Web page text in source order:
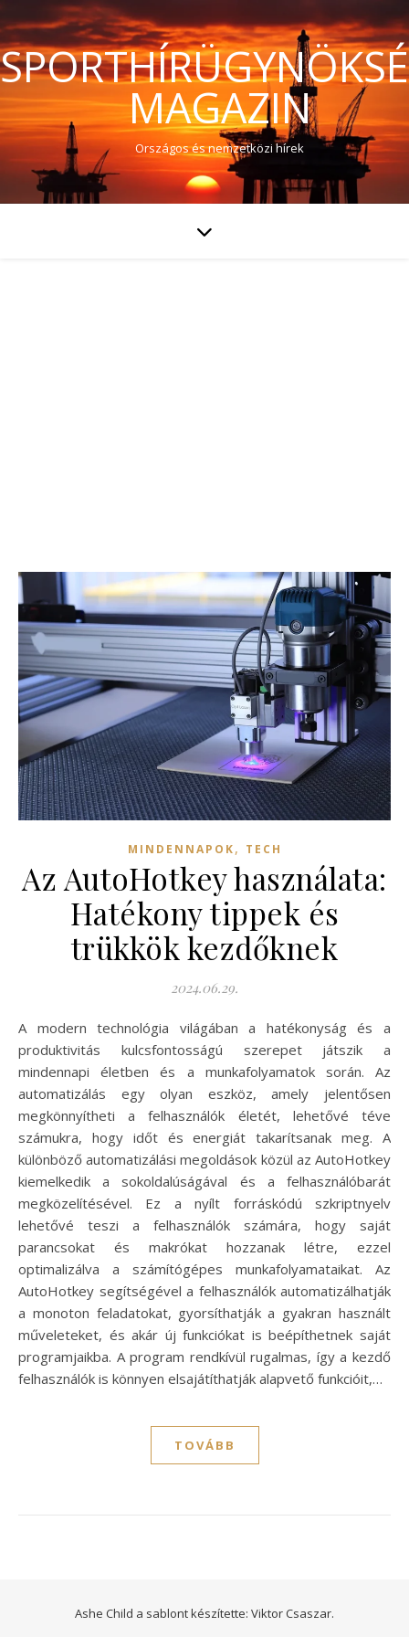
MAGAZIN
Országos és nemzetközi hírek
MINDENNAPOK, TECH
Az AutoHotkey használata:
Hatékony tippek és
trükkök kezdőknek
2024.06.29.
A modern technológia világában a hatékonyság és a
produktivitás kulcsfontosságú szerepet játszik a
mindennapi életben és a munkafolyamatok során. Az
automatizálás egy olyan eszköz, amely jelentősen
megkönnyítheti a felhasználók életét, lehetővé téve
számukra, hogy időt és energiát takarítsanak meg. A
különböző automatizálási megoldások közül az AutoHotkey
kiemelkedik a sokoldalúságával és a felhasználóbarát
megközelítésével. Ez a nyílt forráskódú szkriptnyelv
lehetővé teszi a felhasználók számára, hogy saját
parancsokat és makrókat hozzanak létre, ezzel
optimalizálva a számítógépes munkafolyamataikat. Az
AutoHotkey segítségével a felhasználók automatizálhatják
a monoton feladatokat, gyorsíthatják a gyakran használt
műveleteket, és akár új funkciókat is beépíthetnek saját
programjaikba. A program rendkívül rugalmas, így a kezdő
felhasználók is könnyen elsajátíthatják alapvető funkcióit,…
TOVÁBB
Ashe Child a sablont készítette: Viktor Csaszar.